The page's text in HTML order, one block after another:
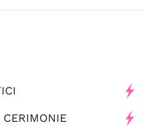
CERIMONIE